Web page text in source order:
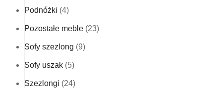
Podnóżki (4)
Pozostałe meble (23)
Sofy szezlong (9)
Sofy uszak (5)
Szezlongi (24)